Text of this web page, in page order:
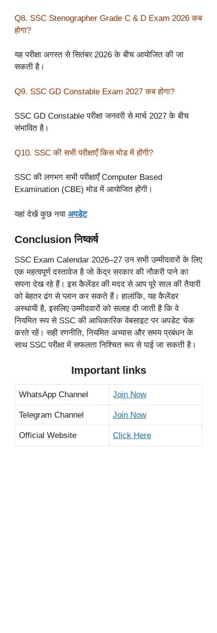
Q8. SSC Stenographer Grade C & D Exam 2026 कब
होगा?
यह परीक्षा अगस्त से सितंबर 2026 के बीच आयोजित की जा
सकती है।
Q9. SSC GD Constable Exam 2027 कब होगा?
SSC GD Constable परीक्षा जनवरी से मार्च 2027 के बीच
संभावित है।
Q10. SSC की सभी परीक्षाएँ किस मोड में होंगी?
SSC की लगभग सभी परीक्षाएँ Computer Based
Examination (CBE) मोड में आयोजित होंगी।
यहां देखें कुछ नया अपडेट
Conclusion निष्कर्ष
SSC Exam Calendar 2026–27 उन सभी उम्मीदवारों के लिए
एक महत्वपूर्ण दस्तावेज है जो केंद्र सरकार की नौकरी पाने का
सपना देख रहे हैं। इस कैलेंडर की मदद से आप पूरे साल की तैयारी
को बेहतर ढंग से प्लान कर सकते हैं। हालांकि, यह कैलेंडर
अस्थायी है, इसलिए उम्मीदवारों को सलाह दी जाती है कि वे
नियमित रूप से SSC की आधिकारिक वेबसाइट पर अपडेट चेक
करते रहें। सही रणनीति, नियमित अभ्यास और समय प्रबंधन के
साथ SSC परीक्षा में सफलता निश्चित रूप से पाई जा सकती है।
Important links
WhatsApp Channel Join Now
Telegram Channel Join Now
Official Website Click Here